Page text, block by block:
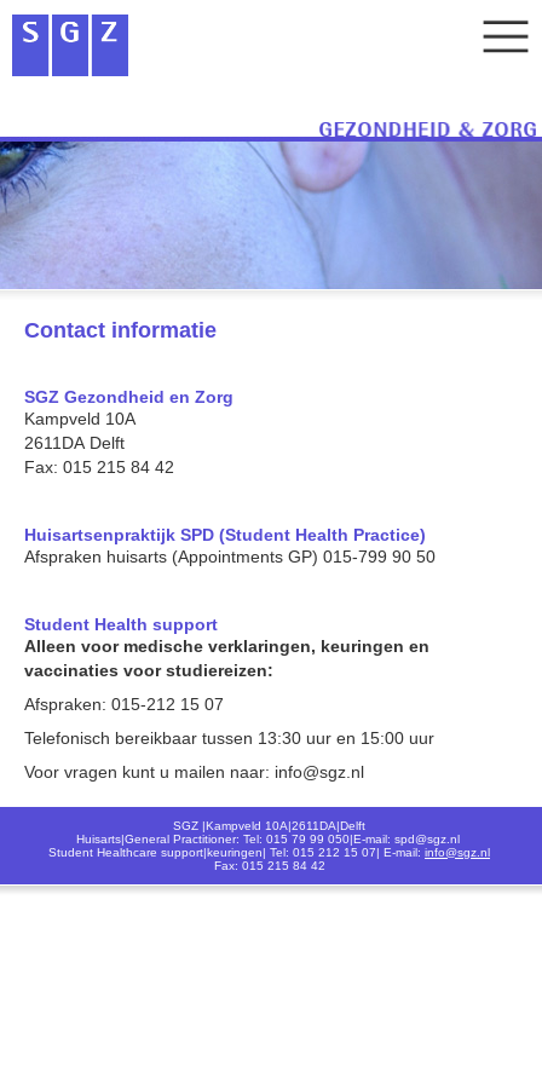
Contact informatie
SGZ Gezondheid en Zorg
Kampveld 10A
2611DA Delft
Fax: 015 215 84 42
Huisartsenpraktijk SPD (Student Health Practice)
Afspraken huisarts (Appointments GP) 015-799 90 50
Student Health support
Alleen voor medische verklaringen, keuringen en
vaccinaties voor studiereizen:
Afspraken: 015-212 15 07
Telefonisch bereikbaar tussen 13:30 uur en 15:00 uur
Voor vragen kunt u mailen naar: info@sgz.nl
SGZ |Kampveld 10A|2611DA|Delft
Huisarts|General Practitioner: Tel: 015 79 99 050|E-mail: spd@sgz.nl
Student Healthcare support|keuringen| Tel: 015 212 15 07| E-mail: info@sgz.nl
Fax: 015 215 84 42